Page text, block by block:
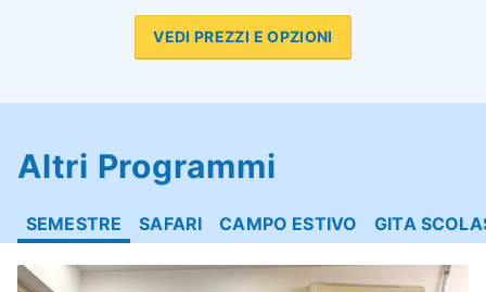
VEDI PREZZI E OPZIONI
Altri Programmi
SEMESTRE SAFARI CAMPO ESTIVO GITA